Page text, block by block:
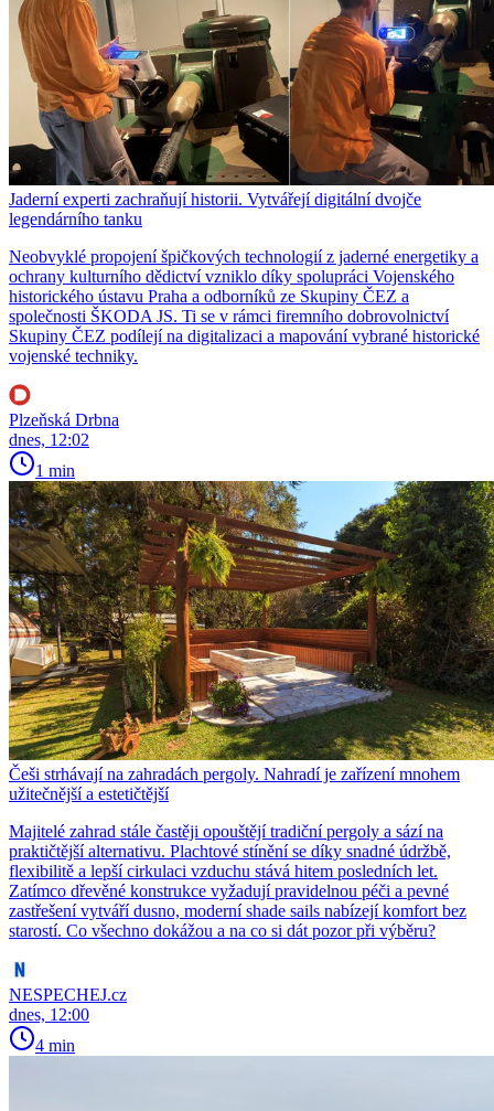
Jaderní experti zachraňují historii. Vytvářejí digitální dvojče
legendárního tanku
Neobvyklé propojení špičkových technologií z jaderné energetiky a
ochrany kulturního dědictví vzniklo díky spolupráci Vojenského
historického ústavu Praha a odborníků ze Skupiny ČEZ a
společnosti ŠKODA JS. Ti se v rámci firemního dobrovolnictví
Skupiny ČEZ podílejí na digitalizaci a mapování vybrané historické
vojenské techniky.
Plzeňská Drbna
dnes, 12:02
1 min
Češi strhávají na zahradách pergoly. Nahradí je zařízení mnohem
užitečnější a estetičtější
Majitelé zahrad stále častěji opouštějí tradiční pergoly a sází na
praktičtější alternativu. Plachtové stínění se díky snadné údržbě,
flexibilitě a lepší cirkulaci vzduchu stává hitem posledních let.
Zatímco dřevěné konstrukce vyžadují pravidelnou péči a pevné
zastřešení vytváří dusno, moderní shade sails nabízejí komfort bez
starostí. Co všechno dokážou a na co si dát pozor při výběru?
NESPECHEJ.cz
dnes, 12:00
4 min